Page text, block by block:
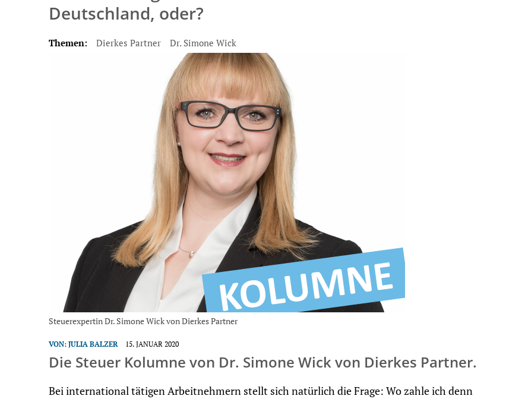
Deutschland, oder?
Themen: Dierkes Partner Dr. Simone Wick
Steuerexpertin Dr. Simone Wick von Dierkes Partner
VON: JULIA BALZER 15. JANUAR 2020
Die Steuer Kolumne von Dr. Simone Wick von Dierkes Partner.
Bei international tätigen Arbeitnehmern stellt sich natürlich die Frage: Wo zahle ich denn